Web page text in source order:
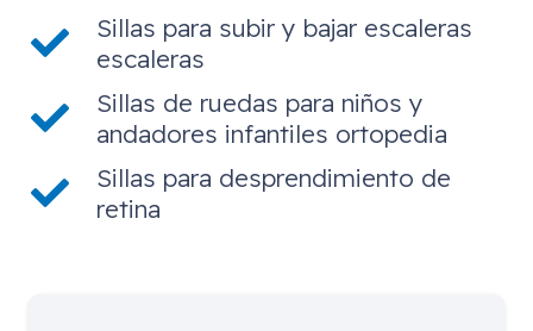
Sillas para subir y bajar escaleras
escaleras
Sillas de ruedas para niños y
andadores infantiles ortopedia
Sillas para desprendimiento de
retina